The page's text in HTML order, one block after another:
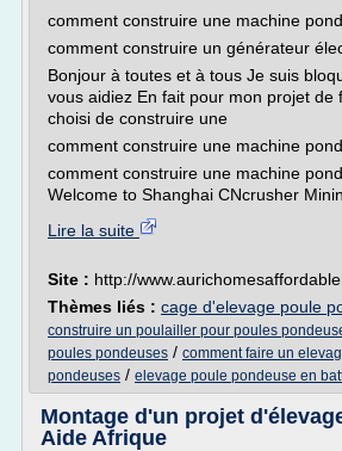
comment construire une machine
comment construire un générateur
Bonjour à toutes et à tous Je suis
vous aidiez En fait pour mon projet de
choisi de construire une
comment construire une machine
comment construire une machine
Welcome to Shanghai CNcrusher
Lire la suite
Site : http://
Thèmes liés : cage d'elevage poule
construire un poulailler pour poules
poules pondeuses / comment faire un
pondeuses / elevage poule pondeuse en
Montage d'un projet
Aide Afrique